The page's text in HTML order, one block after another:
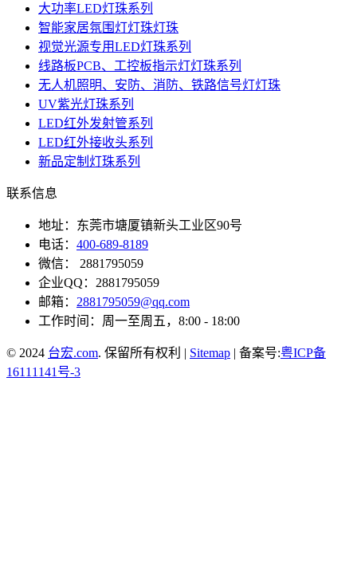
大功率LED灯珠系列
智能家居氛围灯灯珠灯珠
视觉光源专用LED灯珠系列
线路板PCB、工控板指示灯灯珠系列
无人机照明、安防、消防、铁路信号灯灯珠
UV紫光灯珠系列
LED红外发射管系列
LED红外接收头系列
新品定制灯珠系列
联系信息
地址：东莞市塘厦镇新头工业区90号
电话： 400-689-8189
微信： 2881795059
企业QQ：2881795059
邮箱： 2881795059@qq.com
工作时间：周一至周五，8:00 - 18:00
© 2024 台宏.com. 保留所有权利 | Sitemap | 备案号:粤ICP备
16111141号-3